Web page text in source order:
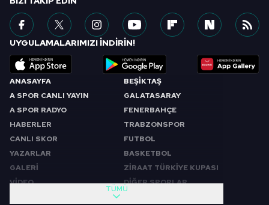
ANASAYFA
A SPOR CANLI YAYIN
A SPOR RADYO
HABERLER
CANLI SKOR
YAZARLAR
GALERİ
VİDEO
BEŞİKTAŞ
GALATASARAY
FENERBAHÇE
TRABZONSPOR
FUTBOL
BASKETBOL
ZİRAAT TÜRKİYE KUPASI
DİĞER SPORLAR
TÜMÜ
UYGULAMALARIMIZI İNDİRİN!